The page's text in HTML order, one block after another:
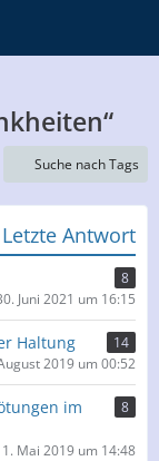
Suche nach Tags
Letzte Antwort
8
Juni 2021 um 16:15
Haltung
14
2019 um 00:52
im
8
1. Mai 2019 um 14:48